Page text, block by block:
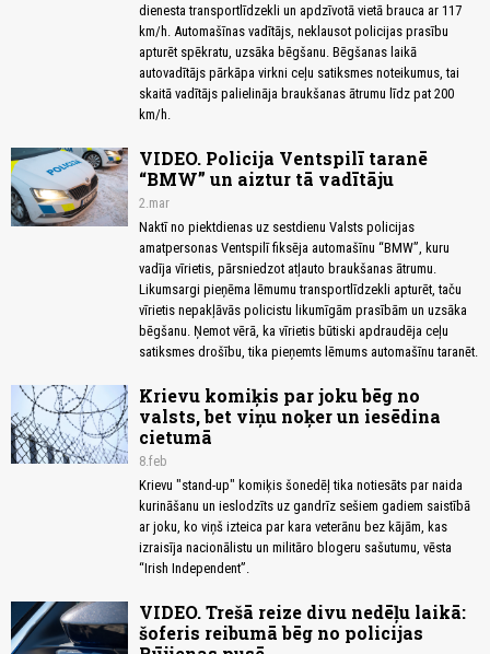
dienesta transportlīdzekli un apdzīvotā vietā brauca ar 117
km/h. Automašīnas vadītājs, neklausot policijas prasību
apturēt spēkratu, uzsāka bēgšanu. Bēgšanas laikā
autovadītājs pārkāpa virkni ceļu satiksmes noteikumus, tai
skaitā vadītājs palielināja braukšanas ātrumu līdz pat 200
km/h.
VIDEO. Policija Ventspilī taranē
“BMW” un aiztur tā vadītāju
2.mar
Naktī no piektdienas uz sestdienu Valsts policijas
amatpersonas Ventspilī fiksēja automašīnu “BMW”, kuru
vadīja vīrietis, pārsniedzot atļauto braukšanas ātrumu.
Likumsargi pieņēma lēmumu transportlīdzekli apturēt, taču
vīrietis nepakļāvās policistu likumīgām prasībām un uzsāka
bēgšanu. Ņemot vērā, ka vīrietis būtiski apdraudēja ceļu
satiksmes drošību, tika pieņemts lēmums automašīnu taranēt.
Krievu komiķis par joku bēg no
valsts, bet viņu noķer un iesēdina
cietumā
8.feb
Krievu "stand-up" komiķis šonedēļ tika notiesāts par naida
kurināšanu un ieslodzīts uz gandrīz sešiem gadiem saistībā
ar joku, ko viņš izteica par kara veterānu bez kājām, kas
izraisīja nacionālistu un militāro blogeru sašutumu, vēsta
“Irish Independent”.
VIDEO. Trešā reize divu nedēļu laikā:
šoferis reibumā bēg no policijas